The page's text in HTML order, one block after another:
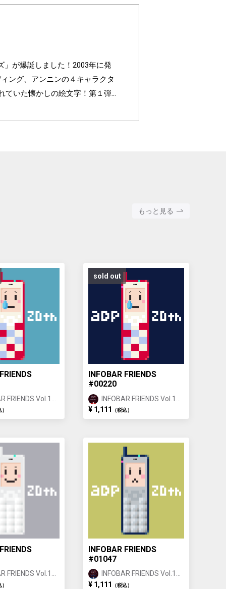
」が爆誕しました！2003年に発
ング、アンニンの４キャラクタ
ていた懐かしの絵文字！第１弾
created to commemorate the 20t
もっと見る
FRIENDS Vol.1
①
）
sold out
INFOBAR FRIENDS
#00220
INFOBAR FRIENDS Vol.1
NISHIKIGOI ①
¥ 1,111 （税込）
FRIENDS Vol.1
）
INFOBAR FRIENDS
#01047
INFOBAR FRIENDS Vol.1
BUILDING ①
¥ 1,111 （税込）